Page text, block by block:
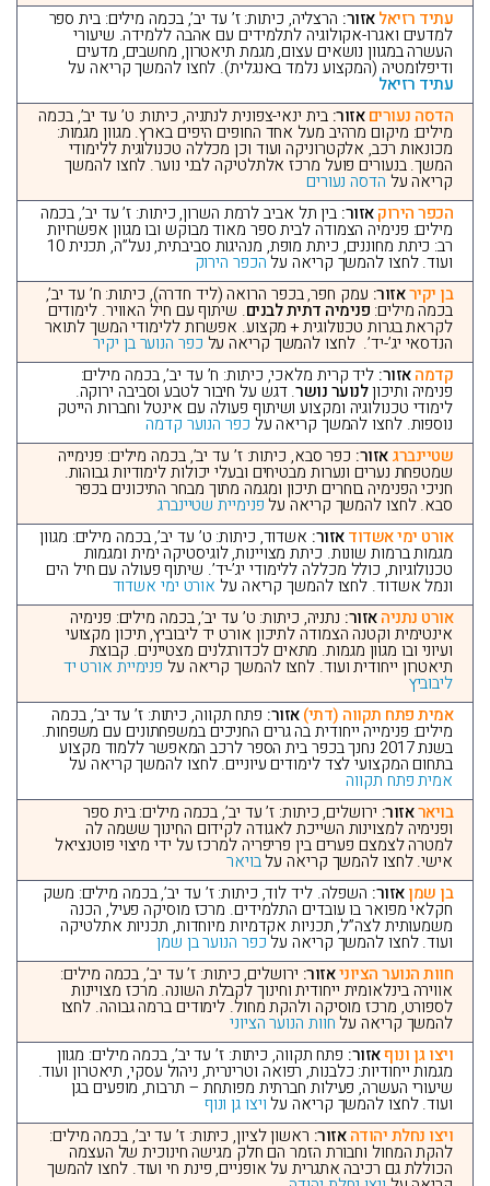
עתיד רזיאלאזור: הרצליה, כיתות: ז’ עד יב’, בכמה מילים: בית ספר
למדעים ואגרו-אקולוגיה לתלמידים עם אהבה ללמידה. שיעורי
העשרה במגוון נושאים עצום, מגמת תיאטרון, מחשבים, מדעים
ודיפלומטיה (המקצוע נלמד באנגלית). לחצו להמשך קריאה על
עתיד רזיאל
הדסה נעוריםאזור: בית ינאי-צפונית לנתניה, כיתות: ט’ עד יב’, בכמה
מילים: מיקום מרהיב מעל אחד החופים היפים בארץ. מגוון מגמות:
מכונאות רכב, אלקטרוניקה ועוד וכן מכללה טכנולוגית ללימודי
המשך. בנעורים פועל מרכז אלתלטיקה לבני נוער. לחצו להמשך
קריאה על הדסה נעורים
הכפר הירוקאזור: בין תל אביב לרמת השרון, כיתות: ז’ עד יב’, בכמה
מילים: פנימיה הצמודה לבית ספר מאוד מבוקש ובו מגוון אפשרויות
רב: כיתת מחוננים, כיתת מופת, מנהיגות סביבתית, נעל”ה, תכנית 10
ועוד. לחצו להמשך קריאה עלהכפר הירוק
בן יקיראזור: עמק חפר, בכפר הרואה (ליד חדרה), כיתות: ח’ עד יב’,
בכמה מילים: פנימיה דתית לבנים. שיתוף עם חיל האוויר. לימודים
לקראת בגרות טכנולוגית + מקצוע. אפשרות ללימודי המשך לתואר
הנדסאי יג’-יד’. לחצו להמשך קריאה על כפר הנוער בן יקיר
קדמהאזור: ליד קרית מלאכי, כיתות: ח’ עד יב’, בכמה מילים:
פנימיה ותיכוןלנוער נושר. דגש על חיבור לטבע וסביבה ירוקה.
לימודי טכנולוגיה ומקצוע ושיתוף פעולה עם אינטל וחברות הייטק
נוספות. לחצו להמשך קריאה על כפר הנוער קדמה
שטיינברגאזור: כפר סבא, כיתות: ז’ עד יב’, בכמה מילים: פנימייה
שמטפחת נערים ונערות מבטיחים ובעלי יכולות לימודיות גבוהות.
חניכי הפנימיה בוחרים תיכון ומגמה מתוך מבחר התיכונים בכפר
סבא. לחצו להמשך קריאה עלפנימיית שטיינברג
אורט ימי אשדודאזור: אשדוד, כיתות: ט’ עד יב’, בכמה מילים: מגוון
מגמות ברמות שונות. כיתת מצויינות, לוגיסטיקה ימית ומגמות
טכנולוגיות, כולל מכללה ללימודי יג’-יד’. שיתוף פעולה עם חיל הים
ונמל אשדוד. לחצו להמשך קריאה על אורט ימי אשדוד
אורט נתניהאזור: נתניה, כיתות: ט’ עד יב’, בכמה מילים: פנימיה
אינטימית וקטנה הצמודה לתיכון אורט יד ליבוביץ, תיכון מקצועי
ועיוני ובו מגוון מגמות. מתאים לכדורגלנים מצטיינים. קבוצת
תיאטרון ייחודית ועוד. לחצו להמשך קריאה על פנימיית אורט יד
ליבוביץ
אמית פתח תקווה (דתי)אזור: פתח תקווה, כיתות: ז’ עד יב’, בכמה
מילים: פנימייה ייחודית בה גרים החניכים במשפחתונים עם משפחות.
בשנת 2017 נחנך בכפר בית הספר לרכב המאפשר ללמוד מקצוע
בתחום המקצועי לצד לימודים עיוניים. לחצו להמשך קריאה על
אמית פתח תקווה
בויאראזור: ירושלים, כיתות: ז’ עד יב’, בכמה מילים: בית ספר
ופנימיה למצוינות השייכת לאגודה לקידום החינוך ששמה לה
למטרה לצמצם פערים בין פריפריה למרכז על ידי מיצוי פוטנציאל
אישי. לחצו להמשך קריאה עלבויאר
בן שמןאזור: השפלה. ליד לוד, כיתות: ז’ עד יב’, בכמה מילים: משק
חקלאי מפואר בו עובדים התלמידים. מרכז מוסיקה פעיל, הכנה
משמעותית לצה”ל, תכניות אקדמיות מיוחדות, תכניות אתלטיקה
ועוד. לחצו להמשך קריאה עלכפר הנוער בן שמן
חוות הנוער הציוניאזור: ירושלים, כיתות: ז’ עד יב’, בכמה מילים:
אווירה בינלאומית ייחודית וחינוך לקבלת השונה. מרכז מצויינות
לספורט, מרכז מוסיקה ולהקת מחול. לימודים ברמה גבוהה. לחצו
להמשך קריאה עלחוות הנוער הציוני
ויצו גן ונוףאזור: פתח תקווה, כיתות: ז’ עד יב’, בכמה מילים: מגוון
מגמות ייחודיות: כלבנות, רפואה וטרינרית, ניהול עסקי, תיאטרון ועוד.
שיעורי העשרה, פעילות חברתית מפותחת – תרבות, מופעים בגן
ועוד. לחצו להמשך קריאה עלויצו גן ונוף
ויצו נחלת יהודהאזור: ראשון לציון, כיתות: ז’ עד יב’, בכמה מילים:
להקת המחול וחבורת הזמר הם חלק מגישה חינוכית של העצמה
הכוללת גם רכיבה אתגרית על אופניים, פינת חי ועוד. לחצו להמשך